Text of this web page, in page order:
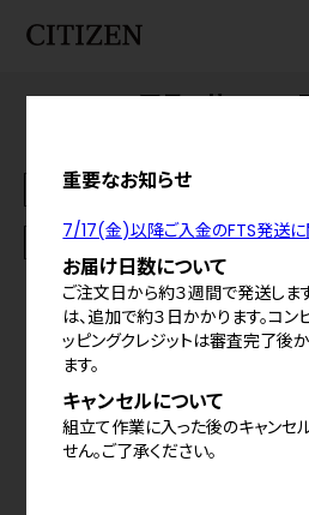
お気に入り
カート
特定商取引法に基づく表示
プライバシーポリシー
ご利用規約
アテッサ FTSエ
基本仕様
お知らせ重要なお知らせ
7/17(金)以降ご入金のFTS発送に
お届け日数について
ご注文日から約３週間で発送しま
は、追加で約３日かかります。コン
ッピングクレジットは審査完了後
ます。
キャンセルについて
組立て作業に入った後のキャンセ
せん。ご了承ください。